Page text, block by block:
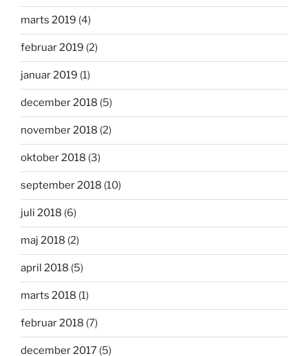
marts 2019 (4)
februar 2019 (2)
januar 2019 (1)
december 2018 (5)
november 2018 (2)
oktober 2018 (3)
september 2018 (10)
juli 2018 (6)
maj 2018 (2)
april 2018 (5)
marts 2018 (1)
februar 2018 (7)
december 2017 (5)